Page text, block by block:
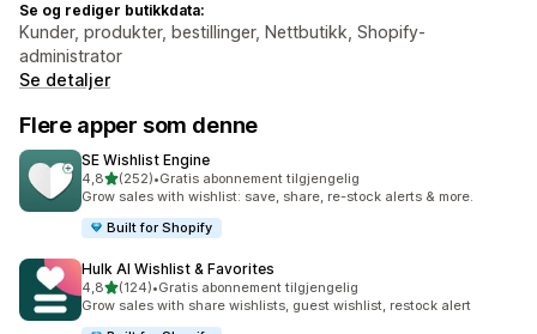
Se og rediger butikkdata:
Kunder, produkter, bestillinger, Nettbutikk, Shopify-
administrator
Se detaljer
Flere apper som denne
SE Wishlist Engine
4,8av 5 stjerner
(252)
Totalt 252 omtaler
•Gratis abonnement tilgjengelig
Grow sales with wishlist: save, share, re-stock alerts & more.
Built for Shopify
Hulk AI Wishlist & Favorites
4,8av 5 stjerner
(124)
Totalt 124 omtaler
•Gratis abonnement tilgjengelig
Grow sales with share wishlists, guest wishlist, restock alert